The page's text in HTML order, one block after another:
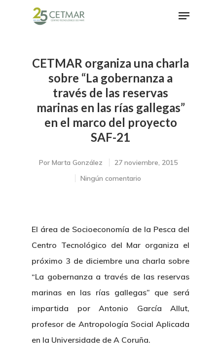
Hit enter to search or ESC to close
CETMAR organiza una charla
sobre “La gobernanza a
través de las reservas
marinas en las rías gallegas”
en el marco del proyecto
SAF-21
Por Marta González
27 noviembre, 2015
Ningún comentario
El área de Socioeconomía de la Pesca del
Centro Tecnológico del Mar organiza el
próximo 3 de diciembre una charla sobre
“La gobernanza a través de las reservas
marinas en las rías gallegas” que será
impartida por Antonio García Allut,
profesor de Antropología Social Aplicada
en la Universidade de A Coruña.